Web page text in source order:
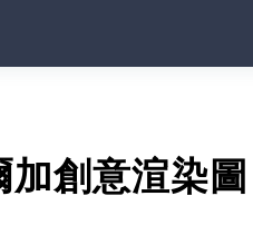
創意渲染